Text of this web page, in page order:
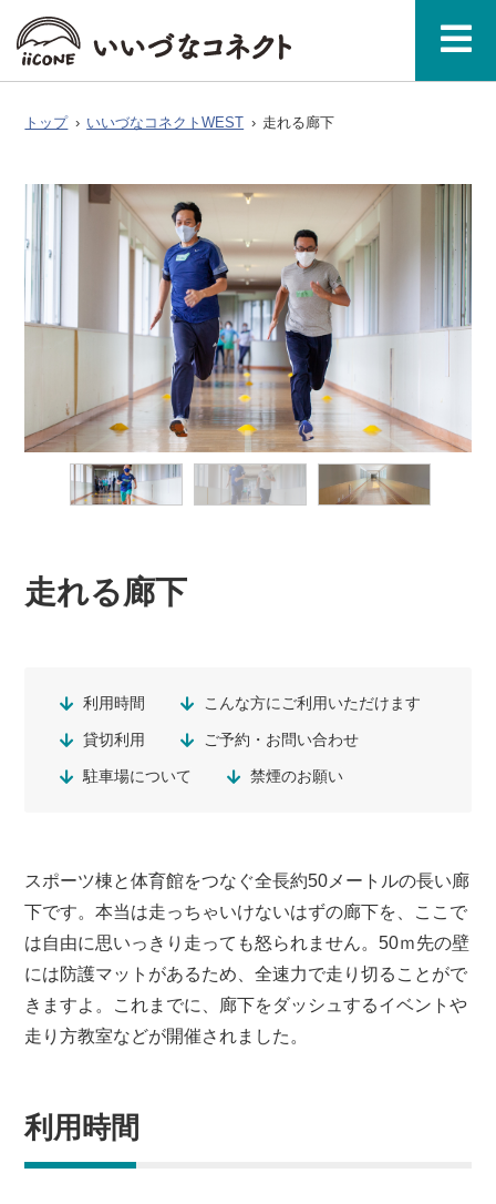
WEST
公式
料金
表・利
用規約
ア
ク
ス
いいづなコ
ネクトとは
お問い
合わせ
ト
ジ
ン
トップ › いいづなコネクトWEST › 走れる廊下
走れる廊下
利用時間 こんな方にご利用いただけます
貸切利用 ご予約・お問い合わせ
駐車場について 禁煙のお願い
スポーツ棟と体育館をつなぐ全長約50メートルの長い廊
下です。本当は走っちゃいけないはずの廊下を、ここで
は自由に思いっきり走っても怒られません。50ｍ先の壁
には防護マットがあるため、全速力で走り切ることがで
きますよ。これまでに、廊下をダッシュするイベントや
走り方教室などが開催されました。
利用時間